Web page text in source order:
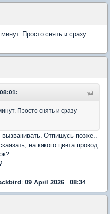
Просто снять и сразу
Просто снять и сразу
Отпишусь позже..
на какого цвета провод
09 April 2026 - 08:34